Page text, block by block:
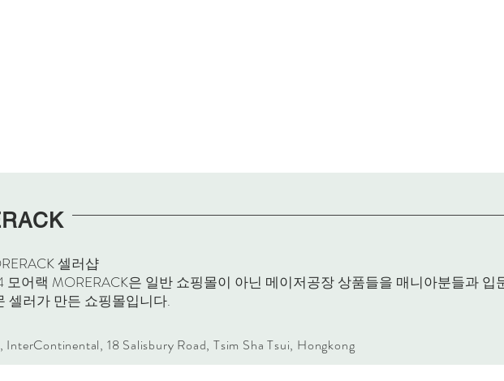
셀러샵
모어랙 MORERACK은 일반 쇼핑몰이 아닌 메이저공장 상품들을 매니아분들과
셀러가 만든 쇼핑몰입니다.
InterContinental, 18 Salisbury Road, Tsim Sha Tsui, Hongkong